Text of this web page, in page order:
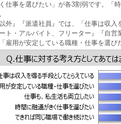
仕事を選びたい」が各3割弱です。
外』『派遣社員』では、「仕事は収
ト・アルバイト、フリーター』『自
雇用が安定している職種・仕事を選び